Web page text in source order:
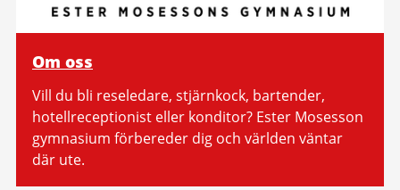
Om oss
Vill du bli reseledare, stjärnkock, bartender,
hotellreceptionist eller konditor? Ester Mosesson
gymnasium förbereder dig och världen väntar
där ute.